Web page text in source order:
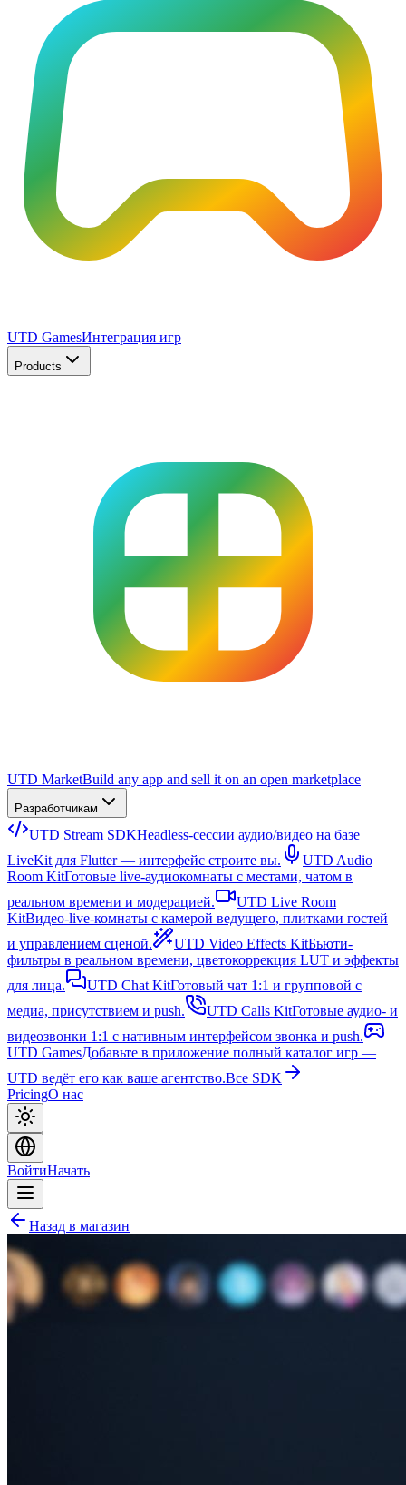
UTD GamesИнтеграция игр
Products
UTD MarketBuild any app and sell it on an open marketplace
Разработчикам
UTD Stream SDKHeadless-сессии аудио/видео на базе
LiveKit для Flutter — интерфейс строите вы.
UTD Audio
Room KitГотовые live-аудиокомнаты с местами, чатом в
реальном времени и модерацией.
UTD Live Room
KitВидео-live-комнаты с камерой ведущего, плитками гостей
и управлением сценой.
UTD Video Effects KitБьюти-
фильтры в реальном времени, цветокоррекция LUT и эффекты
для лица.
UTD Chat KitГотовый чат 1:1 и групповой с
медиа, присутствием и push.
UTD Calls KitГотовые аудио- и
видеозвонки 1:1 с нативным интерфейсом звонка и push.
UTD GamesДобавьте в приложение полный каталог игр —
UTD ведёт его как ваше агентство.Все SDK
PricingО нас
ВойтиНачать
Назад в магазин